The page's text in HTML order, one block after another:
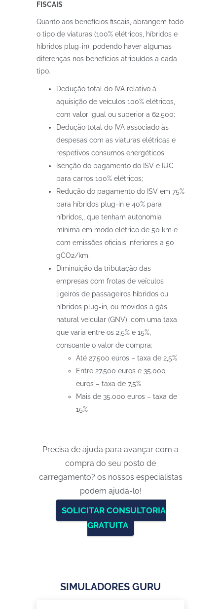
FISCAIS
Quanto aos benefícios fiscais, abrangem todo
o tipo de viaturas (100% elétricos, híbridos e
híbridos plug-in), podendo haver algumas
diferenças nos benefícios atribuídos a cada
tipo.
Dedução total do IVA relativo à
aquisição de veículos 100% elétricos,
com valor igual ou superior a 62.500;
Dedução total do IVA associado às
despesas com as viaturas elétricas e
respetivos consumos energéticos;
Isenção do pagamento do ISV e IUC
para carros 100% elétricos;
Redução do pagamento do ISV em 75%
para híbridos plug-in e 40% para
híbridos,, que tenham autonomia
mínima em modo elétrico de 50 km e
com emissões oficiais inferiores a 50
gCO2/km;
Diminuição da tributação das
empresas com frotas de veículos
ligeiros de passageiros híbridos ou
híbridos plug-in, ou movidos a gás
natural veicular (GNV), com uma taxa
que varia entre os 2,5% e 15%,
consoante o valor de compra:
Até 27.500 euros – taxa de 2,5%
Entre 27.500 euros e 35.000
euros – taxa de 7,5%
Mais de 35.000 euros – taxa de
15%
Precisa de ajuda para avançar com a
compra do seu posto de
carregamento? os nossos especialistas
podem ajudá-lo!
SOLICITAR CONSULTORIA
GRATUITA
SIMULADORES GURU